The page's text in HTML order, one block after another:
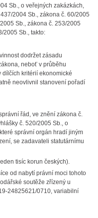
Sb., o veřejných zakázkách,
2004 Sb., zákona č. 60/2005
Sb., zákona č. 253/2005
2005 Sb., takto:
dodržet zásadu
neboť v průběhu
kritérií ekonomické
neovlivnil stanovení pořadí
řád, ve znění zákona č.
č. 520/2005 Sb., o
správní orgán hradí jiným
se zadavateli statutárnímu
tisíc korun českých).
od nabytí právní moci tohoto
soutěže zřízený u
24825621/0710, variabilní